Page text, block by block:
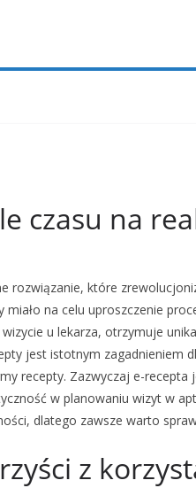
czasu na
rozwiązanie, które
miało na celu uproszczenie
u lekarza, otrzymuje
jest istotnym zagadnieniem
recepty. Zazwyczaj e-
w planowaniu wizyt w
dlatego zawsze warto
z